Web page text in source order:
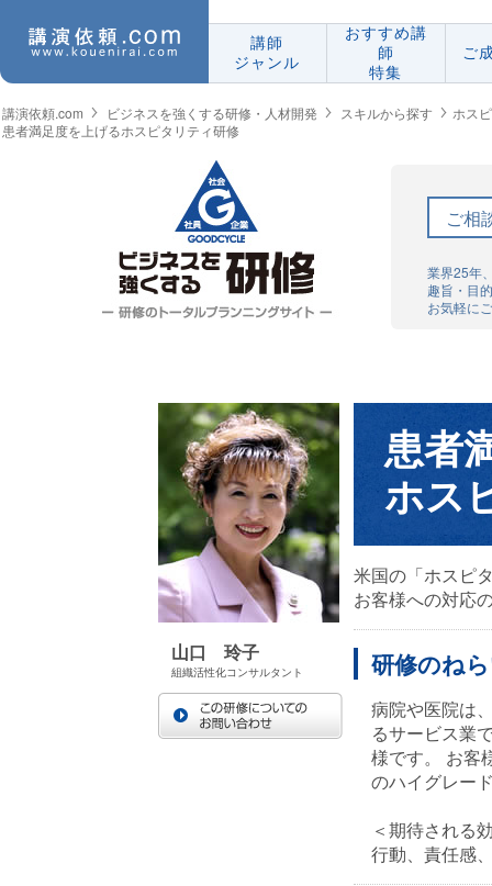
講師
ジャンル
おすすめ講
師
特集
ご
講演依頼.com ビジネスを強くする研修・人材開発 スキルから探す
ホス
患者満足度を上げるホスピタリティ研修
ご相
業界25年
趣旨・目
お気軽に
山口 玲子
組織活性化コンサルタント
患者
ホス
米国の「ホスピ
お客様への対応
研修のね
病院や医院は
るサービス業
様です。 お客
のハイグレー
＜期待される
行動、責任感